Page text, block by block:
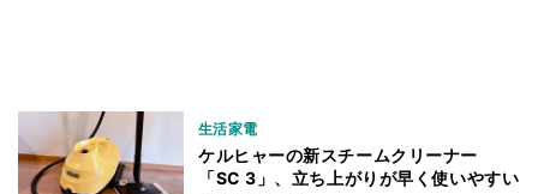
生活家電
ケルヒャーの新スチームクリーナー
「SC 3」、立ち上がりが早く使いやすい